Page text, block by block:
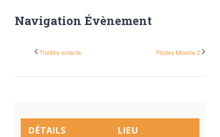
Navigation Évènement
Théâtre enfants Pilates Mireille 2
DÉTAILS LIEU